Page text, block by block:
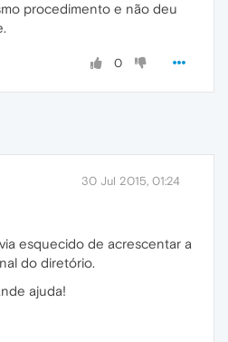
procedimento e não deu
0
30 Jul 2015, 01:24
esquecido de acrescentar a
do diretório.
ajuda!